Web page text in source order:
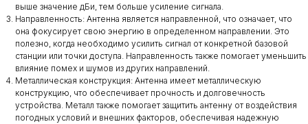
выше значение дБи, тем больше усиление сигнала.
Направленность: Антенна является направленной, что означает, что
она фокусирует свою энергию в определенном направлении. Это
полезно, когда необходимо усилить сигнал от конкретной базовой
станции или точки доступа. Направленность также помогает уменьшить
влияние помех и шумов из других направлений.
Металлическая конструкция: Антенна имеет металлическую
конструкцию, что обеспечивает прочность и долговечность
устройства. Металл также помогает защитить антенну от воздействия
погодных условий и внешних факторов, обеспечивая надежную